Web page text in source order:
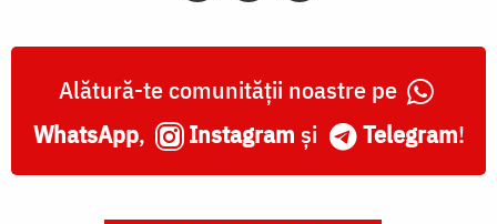
Alătură-te comunității noastre pe
WhatsApp, Instagram și Telegram!